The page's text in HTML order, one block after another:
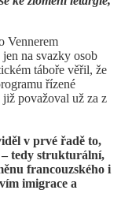
Vennerem
na svazky osob
táboře věřil, že
řízené
považoval už za z
v prvé řadě to,
– tedy strukturální,
francouzského i
imigrace a